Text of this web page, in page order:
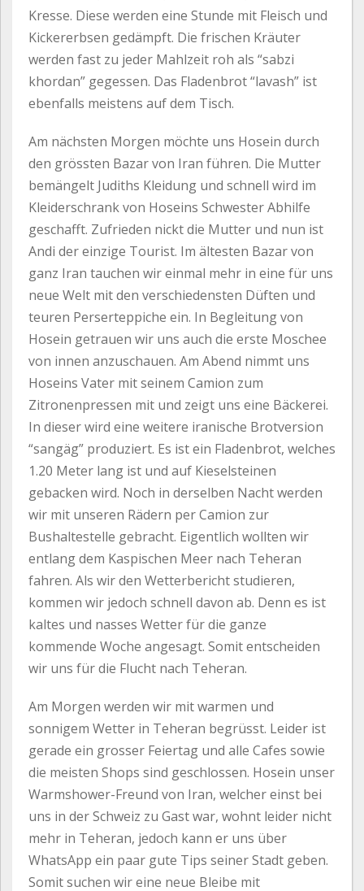
Kresse. Diese werden eine Stunde mit Fleisch und
Kickererbsen gedämpft. Die frischen Kräuter
werden fast zu jeder Mahlzeit roh als “sabzi
khordan” gegessen. Das Fladenbrot “lavash” ist
ebenfalls meistens auf dem Tisch.
Am nächsten Morgen möchte uns Hosein durch
den grössten Bazar von Iran führen. Die Mutter
bemängelt Judiths Kleidung und schnell wird im
Kleiderschrank von Hoseins Schwester Abhilfe
geschafft. Zufrieden nickt die Mutter und nun ist
Andi der einzige Tourist. Im ältesten Bazar von
ganz Iran tauchen wir einmal mehr in eine für uns
neue Welt mit den verschiedensten Düften und
teuren Perserteppiche ein. In Begleitung von
Hosein getrauen wir uns auch die erste Moschee
von innen anzuschauen. Am Abend nimmt uns
Hoseins Vater mit seinem Camion zum
Zitronenpressen mit und zeigt uns eine Bäckerei.
In dieser wird eine weitere iranische Brotversion
“sangäg” produziert. Es ist ein Fladenbrot, welches
1.20 Meter lang ist und auf Kieselsteinen
gebacken wird. Noch in derselben Nacht werden
wir mit unseren Rädern per Camion zur
Bushaltestelle gebracht. Eigentlich wollten wir
entlang dem Kaspischen Meer nach Teheran
fahren. Als wir den Wetterbericht studieren,
kommen wir jedoch schnell davon ab. Denn es ist
kaltes und nasses Wetter für die ganze
kommende Woche angesagt. Somit entscheiden
wir uns für die Flucht nach Teheran.
Am Morgen werden wir mit warmen und
sonnigem Wetter in Teheran begrüsst. Leider ist
gerade ein grosser Feiertag und alle Cafes sowie
die meisten Shops sind geschlossen. Hosein unser
Warmshower-Freund von Iran, welcher einst bei
uns in der Schweiz zu Gast war, wohnt leider nicht
mehr in Teheran, jedoch kann er uns über
WhatsApp ein paar gute Tips seiner Stadt geben.
Somit suchen wir eine neue Bleibe mit